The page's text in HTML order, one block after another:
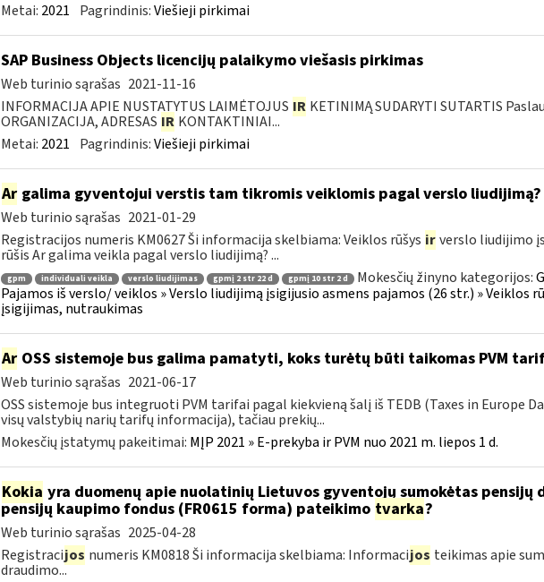
Metai: 2021 Pagrindinis:Viešieji pirkimai
SAP Business Objects licencijų palaikymo viešasis pirkimas
Web turinio sąrašas 2021-11-16
INFORMACIJA APIE NUSTATYTUS LAIMĖTOJUS IR KETINIMĄ SUDARYTI SUTARTIS
ORGANIZACIJA, ADRESAS IR KONTAKTINIAI...
Metai: 2021 Pagrindinis:Viešieji pirkimai
Argalima gyventojui verstis tam tikromis veiklomis pagal verslo liudijimą?
Web turinio sąrašas 2021-01-29
Registracijos numeris KM0627 Ši informacija skelbiama: Veiklos rūšys ir verslo liudijimo
rūšis Ar galima veikla pagal verslo liudijimą? ...
gpm individuali veikla verslo liudijimas gpmį 2 str 22 d gpmį 10 str 2 d Mokesčių žinyno kategorijos:
Pajamos iš verslo/ veiklos » Verslo liudijimą įsigijusio asmens pajamos (26 str.) » Veiklos
įsigijimas, nutraukimas
ArOSS sistemoje bus galima pamatyti, koks turėtų būti taikomas PVM
Web turinio sąrašas 2021-06-17
OSS sistemoje bus integruoti PVM tarifai pagal kiekvieną šalį iš TEDB (Taxes in Europe
visų valstybių narių tarifų informacija), tačiau prekių...
Mokesčių įstatymų pakeitimai: MĮP 2021 » E-prekyba ir PVM nuo 2021 m. liepos 1 d.
Kokia yra duomenų apie nuolatinių Lietuvos gyventojų sumokėtas pensijų
pensijų kaupimo fondus (FR0615 forma) pateikimo tvarka?
Web turinio sąrašas 2025-04-28
Registracijos numeris KM0818 Ši informacija skelbiama: Informacijos teikimas apie
draudimo...